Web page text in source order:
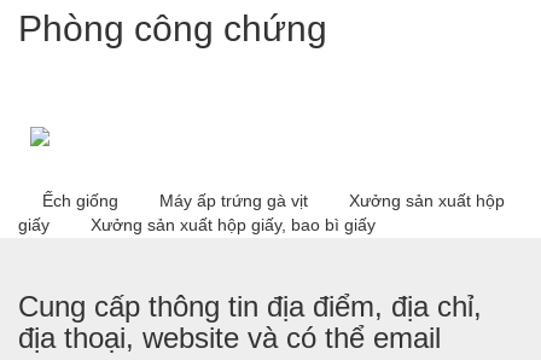
Phòng công chứng
Ếch giống Máy ấp trứng gà vịt
Xưởng sản xuất hộp
giấy
Xưởng sản xuất hộp giấy, bao bì giấy
Cung cấp thông tin địa điểm, địa chỉ,
địa thoại, website và có thể email